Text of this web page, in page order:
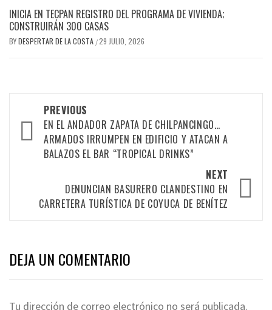
INICIA EN TECPAN REGISTRO DEL PROGRAMA DE VIVIENDA;
CONSTRUIRÁN 300 CASAS
BYDESPERTAR DE LA COSTA /29 JULIO, 2026
navigation
PREVIOUS
EN EL ANDADOR ZAPATA DE CHILPANCINGO…
ARMADOS IRRUMPEN EN EDIFICIO Y ATACAN A
BALAZOS EL BAR “TROPICAL DRINKS”
NEXT
DENUNCIAN BASURERO CLANDESTINO EN
CARRETERA TURÍSTICA DE COYUCA DE BENÍTEZ
DEJA UN COMENTARIO
Tu dirección de correo electrónico no será publicada.